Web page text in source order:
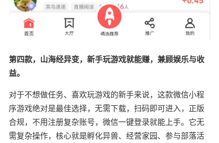
第四款，山海经异变，新手玩游戏就能赚，兼顾娱乐与收
益。
对于不想做任务、喜欢玩游戏的新手来说，这款微信小程
序游戏绝对是最佳选择，无需下载，扫码即可进入，正版
合规，不用注册复杂账号，微信一键登录就能上手。它无
需复杂操作，核心就是孵化异兽、经营家园、参与部落活